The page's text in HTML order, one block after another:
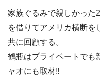
家族ぐるみで親しかった
を借りてアメリカ横断を
共に回顧する。
鶴瓶はプライベートでも
ャオにも取材‼